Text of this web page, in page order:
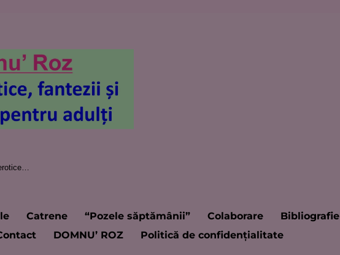
Catrene “Pozele săptămânii” Colaborare Bibliografie
DOMNU’ ROZ Politică de confidențialitate